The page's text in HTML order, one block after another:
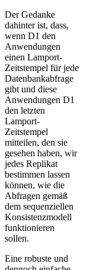
Der Gedanke
dahinter ist, dass,
wenn D1 den
Anwendungen
einen Lamport-
Zeitstempel für jede
Datenbankabfrage
gibt und diese
Anwendungen D1
den letzten
Lamport-
Zeitstempel
mitteilen, den sie
gesehen haben, wir
jedes Replikat
bestimmen lassen
können, wie die
Abfragen gemäß
dem sequenziellen
Konsistenzmodell
funktionieren
sollen.
Eine robuste und